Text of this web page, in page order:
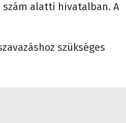
szám alatti hivatalban. A
szükséges